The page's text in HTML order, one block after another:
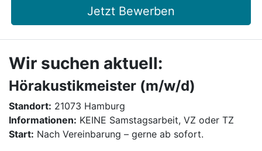
Jetzt Bewerben
Wir suchen aktuell:
Hörakustikmeister (m/w/d)
Standort: 21073 Hamburg
Informationen: KEINE Samstagsarbeit, VZ oder TZ
Start: Nach Vereinbarung – gerne ab sofort.